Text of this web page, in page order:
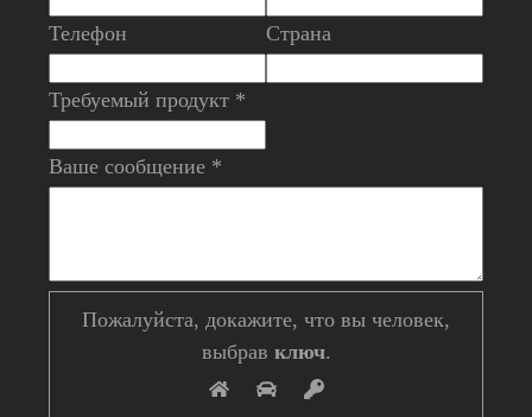
Телефон Страна
Требуемый продукт *
Ваше сообщение *
Пожалуйста, докажите, что вы человек,
выбрав ключ.